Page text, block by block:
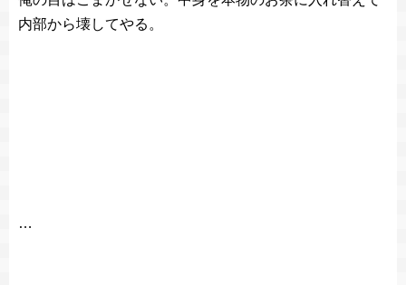
内部から壊してやる。
…